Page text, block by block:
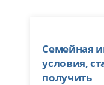
Семейная
условия,
получить